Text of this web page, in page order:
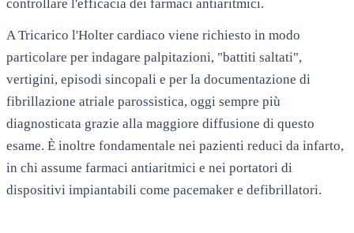
controllare l'efficacia dei farmaci antiaritmici.
ATricarico l'Holter cardiaco viene richiesto in modo
particolare per indagare palpitazioni, "battiti saltati",
vertigini, episodi sincopali e per la documentazione di
fibrillazione atriale parossistica, oggi sempre più
diagnosticata grazie alla maggiore diffusione di questo
esame. È inoltre fondamentale nei pazienti reduci da infarto,
in chi assume farmaci antiaritmici e nei portatori di
dispositivi impiantabili come pacemaker e defibrillatori.